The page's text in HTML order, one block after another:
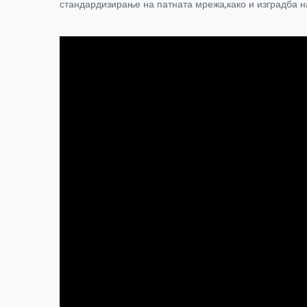
стандардизирање на патната мрежа,како и изградба